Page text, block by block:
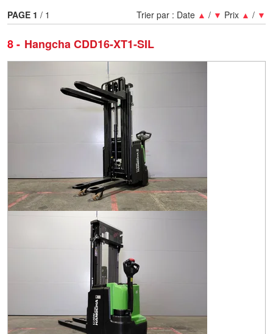
8 Hangcha CDD16-XT1-SIL
Trier par : Date ▲ / ▼ Prix ▲ / ▼
PAGE 1 / 1